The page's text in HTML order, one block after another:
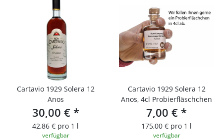
Cartavio 1929 Solera 12
Anos
30,00 € *
42,86 € pro 1 l
verfügbar
Cartavio 1929 Solera 12
Anos, 4cl Probierfläschchen
7,00 € *
175,00 € pro 1 l
verfügbar